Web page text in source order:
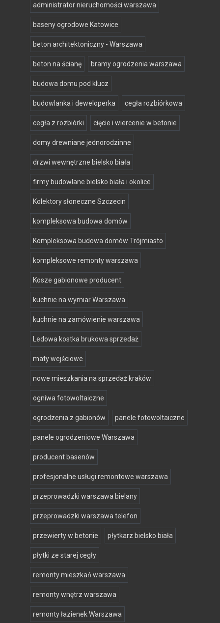
administrator nieruchomości warszawa
baseny ogrodowe Katowice
beton architektoniczny - Warszawa
beton na ścianę bramy ogrodzenia warszawa
budowa domu pod klucz
budowlanka i deweloperka cegła rozbiórkowa
cegła z rozbiórki cięcie i wiercenie w betonie
domy drewniane jednorodzinne
drzwi wewnętrzne bielsko biała
firmy budowlane bielsko biała i okolice
Kolektory słoneczne Szczecin
kompleksowa budowa domów
Kompleksowa budowa domów Trójmiasto
kompleksowe remonty warszawa
Kosze gabionowe producent
kuchnie na wymiar Warszawa
kuchnie na zamówienie warszawa
Ledowa kostka brukowa sprzedaż
maty wejściowe
nowe mieszkania na sprzedaż kraków
ogniwa fotowoltaiczne
ogrodzenia z gabionów panele fotowoltaiczne
panele ogrodzeniowe Warszawa
producent basenów
profesjonalne usługi remontowe warszawa
przeprowadzki warszawa bielany
przeprowadzki warszawa telefon
przewierty w betonie płytkarz bielsko biała
płytki ze starej cegły
remonty mieszkań warszawa
remonty wnętrz warszawa
remonty łazienek Warszawa